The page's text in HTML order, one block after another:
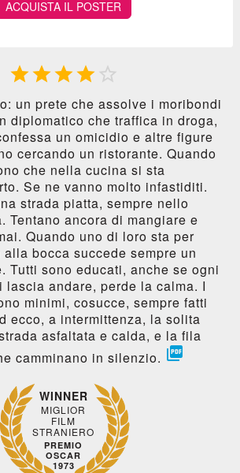
ACQUISTA IL POSTER
 
un prete che assolve i moribondi
diplomatico che traffica in droga,
un omicidio e altre figure
cercando un ristorante. Quando
che nella cucina si sta
Se ne vanno molto infastiditi.
strada piatta, sempre nello
Tentano ancora di mangiare e
Quando uno di loro sta per
bocca succede sempre un
Tutti sono educati, anche se ogni
lascia andare, perde la calma. I
minimi, cosucce, sempre fatti
ecco, a intermittenza, la solita
asfaltata e calda, e la fila
camminano in silenzio. 
WINNER
MIGLIOR
FILM
STRANIERO
PREMIO
OSCAR
1973